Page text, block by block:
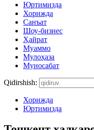
Юртимизда
Хорижда
Санъат
Шоу-бизнес
Ҳайрат
Муаммо
Мулоҳаза
Муносабат
Qidirshish:
Хорижда
Юртимизда